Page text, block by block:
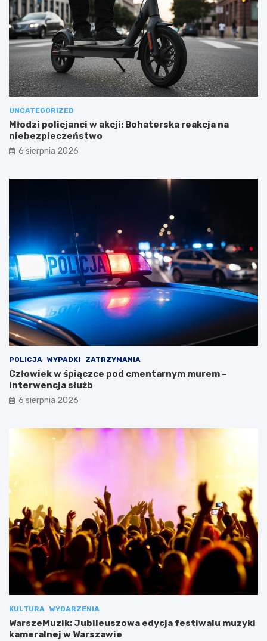
UNCATEGORIZED
Młodzi policjanci w akcji: Bohaterska reakcja na
niebezpieczeństwo
6 sierpnia 2026
POLICJA WYPADKI ZATRZYMANIA
Człowiek w śpiączce pod cmentarnym murem –
interwencja służb
6 sierpnia 2026
KULTURA WYDARZENIA
WarszeMuzik: Jubileuszowa edycja festiwalu muzyki
kameralnej w Warszawie